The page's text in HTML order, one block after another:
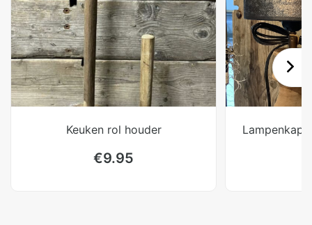
Keuken rol houder
€9.95
Lampenkap